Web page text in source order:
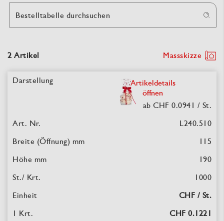
2 Artikel Massskizze
Bestelltabelle durchsuchen
Artikeldetails
öffnen
ab CHF 0.0941 / St.
L240.510
115
190
1000
CHF / St.
CHF 0.1221